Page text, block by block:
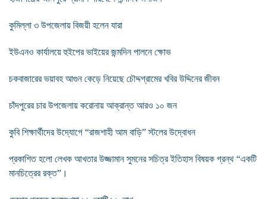
কুমিল্লা ৩ উপজেলায় বিজয়ী হলেন যারা
ইউএনও কার্যালয়ে হুইপের ভাইয়ের জন্মদিন পালনে ক্ষোভ
চকবাজারের ভয়াবহ আগুন কেড়ে নিয়েছে চৌদ্দগ্রামের খবির উদ্দিনের জীবন
চাঁদপুরের চার উপজেলায় করোনায় আক্রান্ত আরও ১০ জন
কুবি শিক্ষার্থীদের উদ্যোগে “রাজশাহী আম বাড়ি” স্টলের উদ্বোধন
প্রকাশিত হলো লেখক আখতার উজ্জামান সুমনের সচিত্র ইতিহাস বিষয়ক গ্রন্থ “একটি
মানচিত্রের রক্ত”।